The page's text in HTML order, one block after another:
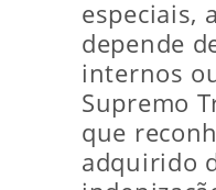
especiais,
depende
internos
Supremo
que
adquirido